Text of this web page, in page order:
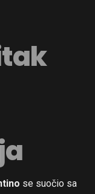
se suočio sa